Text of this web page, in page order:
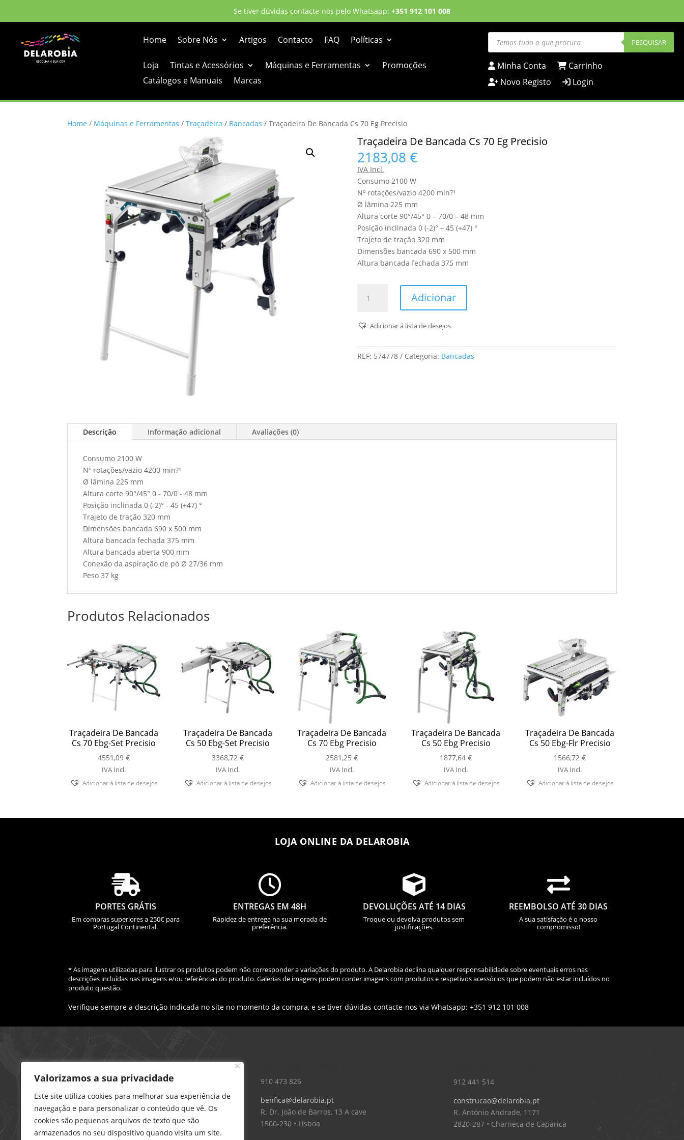
Valorizamos a sua privacidade
Este site utiliza cookies para melhorar sua experiência de
navegação e para personalizar o conteúdo que vê. Os
cookies são pequenos arquivos de texto que são
armazenados no seu dispositivo quando visita um site.
Se tiver dúvidas contacte-nos pelo Whatsapp: +351 912 101 008
Home Sobre Nós Artigos Contacto FAQ Políticas Products
search PESQUISAR
Loja Tintas e Acessórios Máquinas e Ferramentas
Promoções
Catálogos e Manuais
Marcas
Minha Conta
Carrinho
Novo Registo
Login
Home / Máquinas e Ferramentas / Traçadeira / Bancadas / Traçadeira De Bancada Cs 70 Eg Precisio
Traçadeira De Bancada Cs 70 Eg Precisio
2183,08 €
IVA Incl.
Consumo 2100 W
Nº rotações/vazio 4200 min?¹
Ø lâmina 225 mm
Altura corte 90°/45° 0 – 70/0 – 48 mm
Posição inclinada 0 (-2)° – 45 (+47) °
Trajeto de tração 320 mm
Dimensões bancada 690 x 500 mm
Altura bancada fechada 375 mm
De
Cs
70
Adicionar
Adicionar á lista de desejos
REF: 574778 Categoria: Bancadas
Descrição Informação adicional Avaliações (0)
Consumo 2100 W
Nº rotações/vazio 4200 min?¹
Ø lâmina 225 mm
Altura corte 90°/45° 0 - 70/0 - 48 mm
Posição inclinada 0 (-2)° - 45 (+47) °
Trajeto de tração 320 mm
Dimensões bancada 690 x 500 mm
Altura bancada fechada 375 mm
Altura bancada aberta 900 mm
Conexão da aspiração de pó Ø 27/36 mm
Peso 37 kg
Produtos Relacionados
Traçadeira De Bancada
Cs 70 Ebg-Set Precisio
4551,09€
IVA Incl.
Adicionar á lista de desejos
Traçadeira De Bancada
Cs 50 Ebg-Set Precisio
3368,72€
IVA Incl.
Adicionar á lista de desejos
Traçadeira De Bancada
Cs 70 Ebg Precisio
2581,25€
IVA Incl.
Adicionar á lista de desejos
Traçadeira De Bancada
Cs 50 Ebg Precisio
1877,64€
IVA Incl.
Adicionar á lista de desejos
Traçadeira De Bancada
Cs 50 Ebg-Flr Precisio
1566,72€
IVA Incl.
Adicionar á lista de desejos
LOJA ONLINE DA DELAROBIA

PORTES GRÁTIS
Em compras superiores a 250€ para
Portugal Continental.

ENTREGAS EM 48H
Rapidez de entrega na sua morada de
preferência.

DEVOLUÇÕES ATÉ 14 DIAS
Troque ou devolva produtos sem
justificações.

REEMBOLSO ATÉ 30 DIAS
A sua satisfação é o nosso
compromisso!
* As imagens utilizadas para ilustrar os produtos podem não corresponder a variações do produto. A Delarobia declina qualquer responsabilidade sobre eventuais erros nas
descrições incluídas nas imagens e/ou referências do produto. Galerias de imagens podem conter imagens com produtos e respetivos acessórios que podem não estar incluídos no
produto questão.
Verifique sempre a descrição indicada no site no momento da compra, e se tiver dúvidas contacte-nos via Whatsapp: +351 912 101 008
21 296 0195
912 606 251
charneca@delarobia.pt
R. António Andrade, 1116
2820-287 • Charneca da Caparica
910 473 826
benfica@delarobia.pt
R. Dr. João de Barros, 13 A cave
1500-230 • Lisboa
912 441 514
construcao@delarobia.pt
R. António Andrade, 1171
2820-287 • Charneca de Caparica